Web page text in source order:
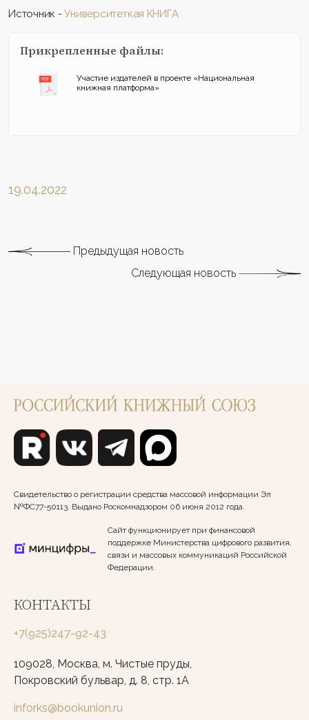
Источник -Университеткая КНИГА
Прикрепленные файлы:
Участие издателей в проекте «Национальная
книжная платформа»
19.04.2022
Предыдущая новость
Следующая новость
Свидетельство о регистрации средства массовой информации Эл
№ФС77-50113. Выдано Роскомнадзором 06 июня 2012 года.
Сайт функционирует при финансовой
поддержке Министерства цифрового развития,
связи и массовых коммуникаций Российской
Федерации.
КОНТАКТЫ
+7(925)247-92-43
109028, Москва, м. Чистые пруды,
Покровский бульвар, д. 8, стр. 1А
inforks@bookunion.ru